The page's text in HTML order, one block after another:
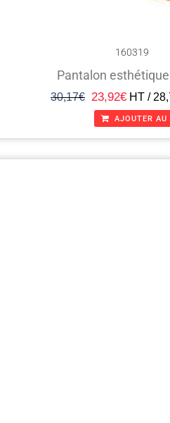
160319
Pantalon
30,17€ 23,92€ HT /
AJOUTER AU